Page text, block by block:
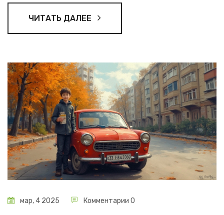
ЧИТАТЬ ДАЛЕЕ
мар, 4 2025 Комментарии 0